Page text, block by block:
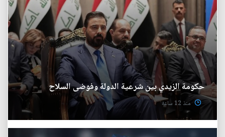
حكومة الزيدي بين شرعية الدولة وفوضى السلاح
منذ 12 ساعة